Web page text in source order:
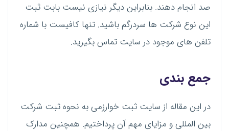
صد انجام دهند. بنابراین دیگر نیازی نیست بابت ثبت
این نوع شرکت ها سردرگم باشید. تنها کافیست با شماره
تلفن های موجود در سایت تماس بگیرید.
جمع بندی
در این مقاله از سایت ثبت خوارزمی به نحوه ثبت شرکت
بین المللی و مزایای مهم آن پرداختیم. همچنین مدارک